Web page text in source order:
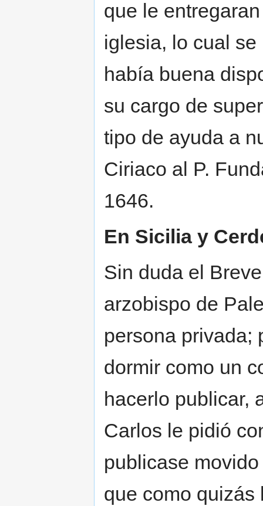
que le
iglesia, lo cual
había buena
su cargo de
tipo de ayuda a
Ciriaco al P.
1646.
En Sicilia y
Sin duda el
arzobispo de
persona privada;
dormir como un
hacerlo publicar,
Carlos le pidió
publicase
que como